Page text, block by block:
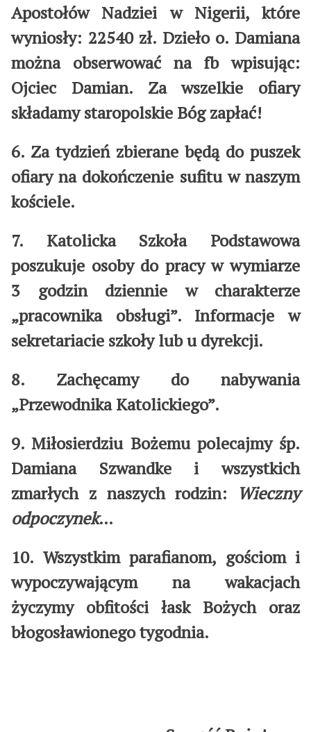
Apostołów Nadziei w Nigerii, które
wyniosły: 22540 zł. Dzieło o. Damiana
można obserwować na fb wpisując:
Ojciec Damian. Za wszelkie ofiary
składamy staropolskie Bóg zapłać!
6. Za tydzień zbierane będą do puszek
ofiary na dokończenie sufitu w naszym
kościele.
7. Katolicka Szkoła Podstawowa
poszukuje osoby do pracy w wymiarze
3 godzin dziennie w charakterze
„pracownika obsługi”. Informacje w
sekretariacie szkoły lub u dyrekcji.
8. Zachęcamy do nabywania
„Przewodnika Katolickiego”.
9. Miłosierdziu Bożemu polecajmy śp.
Damiana Szwandke i wszystkich
zmarłych z naszych rodzin: Wieczny
odpoczynek…
10. Wszystkim parafianom, gościom i
wypoczywającym na wakacjach
życzymy obfitości łask Bożych oraz
błogosławionego tygodnia.